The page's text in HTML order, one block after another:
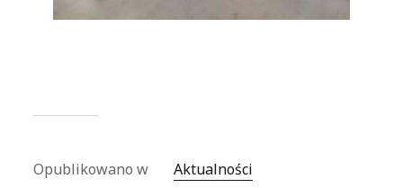
Opublikowano w Aktualności